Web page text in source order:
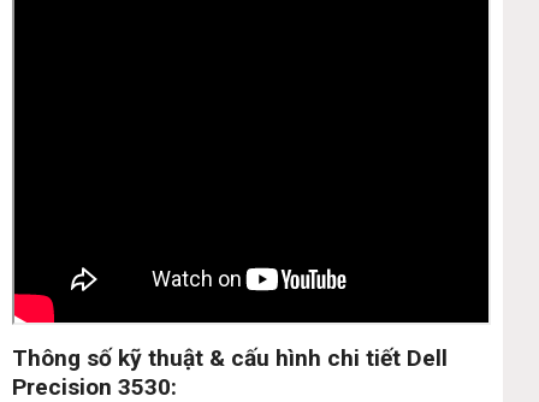
Thông số kỹ thuật & cấu hình chi tiết Dell
Precision 3530: